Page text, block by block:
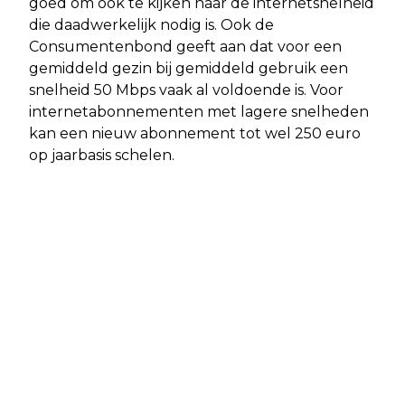
die daadwerkelijk nodig is. Ook de
Consumentenbond geeft aan dat voor een
gemiddeld gezin bij gemiddeld gebruik een
snelheid 50 Mbps vaak al voldoende is. Voor
internetabonnementen met lagere snelheden
kan een nieuw abonnement tot wel 250 euro
op jaarbasis schelen.